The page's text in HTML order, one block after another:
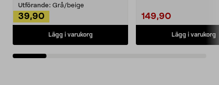
Utförande: Grå/beige
39,90
Lägg i varukorg
149,90
Lägg i varukorg